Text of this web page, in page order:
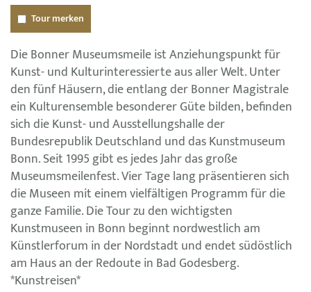
Tour merken
Die Bonner Museumsmeile ist Anziehungspunkt für
Kunst- und Kulturinteressierte aus aller Welt. Unter
den fünf Häusern, die entlang der Bonner Magistrale
ein Kulturensemble besonderer Güte bilden, befinden
sich die Kunst- und Ausstellungshalle der
Bundesrepublik Deutschland und das Kunstmuseum
Bonn. Seit 1995 gibt es jedes Jahr das große
Museumsmeilenfest. Vier Tage lang präsentieren sich
die Museen mit einem vielfältigen Programm für die
ganze Familie. Die Tour zu den wichtigsten
Kunstmuseen in Bonn beginnt nordwestlich am
Künstlerforum in der Nordstadt und endet südöstlich
am Haus an der Redoute in Bad Godesberg.
*Kunstreisen*